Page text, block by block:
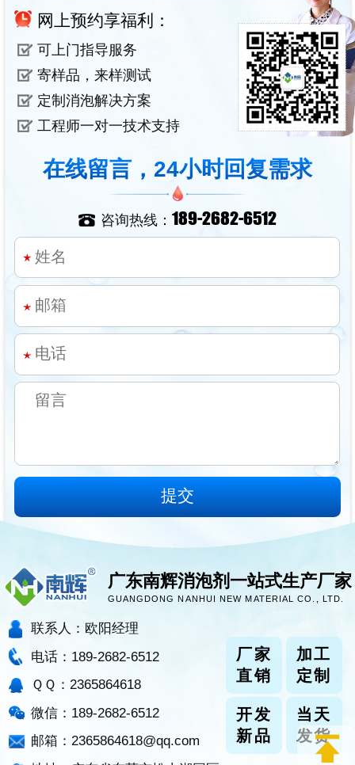
在线留言，24小时回复需求
网上预约享福利：
可上门指导服务
寄样品，来样测试
定制消泡解决方案
工程师一对一技术支持
咨询热线： 189-2682-6512
广东南辉消泡剂一站式生产厂家
GUANGDONG NANHUI NEW MATERIAL CO., LTD.
厂家
直销
加工
定制
开发
新品
当天
发货
联系人：欧阳经理
电话：189-2682-6512
ＱＱ：2365864618
微信：189-2682-6512
邮箱：2365864618@qq.com